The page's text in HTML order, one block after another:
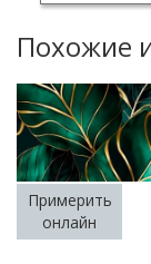
Похожие
Примерить
онлайн